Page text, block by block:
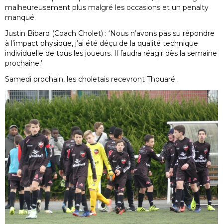
malheureusement plus malgré les occasions et un penalty
manqué.
Justin Bibard (Coach Cholet) : ‘Nous n’avons pas su répondre
à l’impact physique, j’ai été déçu de la qualité technique
individuelle de tous les joueurs. Il faudra réagir dès la semaine
prochaine.’
Samedi prochain, les choletais recevront Thouaré.